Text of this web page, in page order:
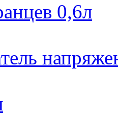
0,6л